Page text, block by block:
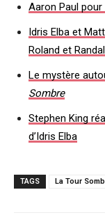
Aaron Paul pour
Idris Elba et
Roland et Randall
Le mystère
Sombre
Stephen King
d’Idris Elba
TAGS La Tour